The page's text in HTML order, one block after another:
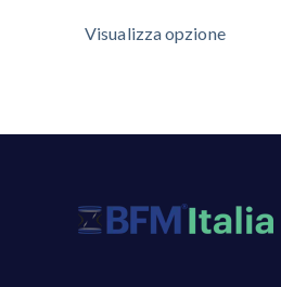
Visualizza opzione